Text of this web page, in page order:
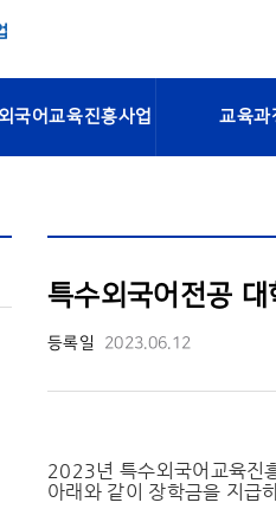
국어교육진흥사업 교육과
특수외국어전공
등록일 2023.06.12
2023년 특수외국어교육진
아래와 같이 장학금을 지급